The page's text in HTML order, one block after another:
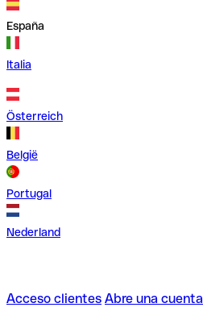
España
Italia
Österreich
België
Portugal
Nederland
Acceso clientes Abre una cuenta